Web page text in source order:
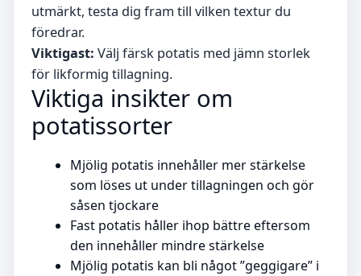
utmärkt, testa dig fram till vilken textur du
föredrar.
Viktigast: Välj färsk potatis med jämn storlek
för likformig tillagning.
Viktiga insikter om
potatissorter
Mjölig potatis innehåller mer stärkelse
som löses ut under tillagningen och gör
såsen tjockare
Fast potatis håller ihop bättre eftersom
den innehåller mindre stärkelse
Mjölig potatis kan bli något ”geggigare” i